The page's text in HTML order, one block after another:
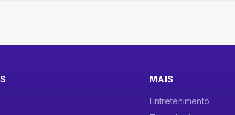
MAIS
Entretenimento